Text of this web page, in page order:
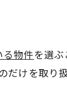
る物件を選
けを取り扱